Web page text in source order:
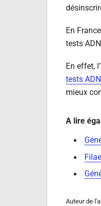
En
tests
En effet,
tests
mieux
A lire
Auteur de